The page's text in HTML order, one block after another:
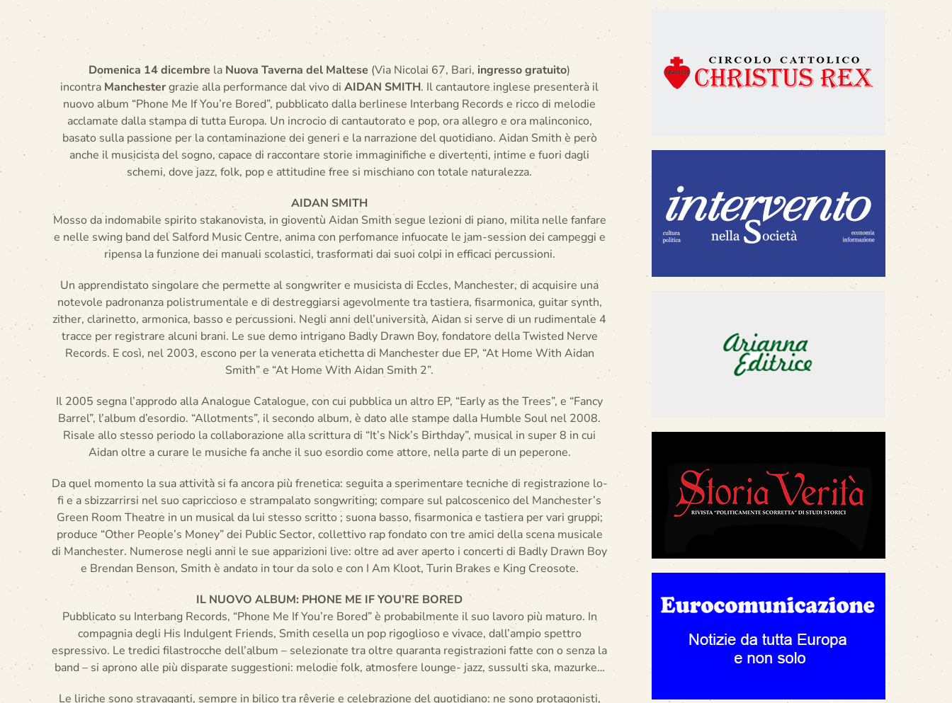
Domenica 14 dicembre la Nuova Taverna del Maltese (Via Nicolai 67, Bari, ingresso gratuito)
incontra Manchestergrazie alla performance dal vivo diAIDAN SMITH. Il cantautore inglese presenterà il
nuovo album “Phone Me If You’re Bored”, pubblicato dalla berlinese Interbang Records e ricco di melodie
acclamate dalla stampa di tutta Europa. Un incrocio di cantautorato e pop, ora allegro e ora malinconico,
basato sulla passione per la contaminazione dei generi e la narrazione del quotidiano. Aidan Smith è però
anche il musicista del sogno, capace di raccontare storie immaginifiche e divertenti, intime e fuori dagli
schemi, dove jazz, folk, pop e attitudine free si mischiano con totale naturalezza.
AIDAN SMITH
Mosso da indomabile spirito stakanovista, in gioventù Aidan Smith segue lezioni di piano, milita nelle fanfare
e nelle swing band del Salford Music Centre, anima con perfomance infuocate le jam-session dei campeggi e
ripensa la funzione dei manuali scolastici, trasformati dai suoi colpi in efficaci percussioni.
Un apprendistato singolare che permette al songwriter e musicista di Eccles, Manchester, di acquisire una
notevole padronanza polistrumentale e di destreggiarsi agevolmente tra tastiera, fisarmonica, guitar synth,
zither, clarinetto, armonica, basso e percussioni. Negli anni dell’università, Aidan si serve di un rudimentale 4
tracce per registrare alcuni brani. Le sue demo intrigano Badly Drawn Boy, fondatore della Twisted Nerve
Records. E così, nel 2003, escono per la venerata etichetta di Manchester due EP, “At Home With Aidan
Smith” e “At Home With Aidan Smith 2”.
Il 2005 segna l’approdo alla Analogue Catalogue, con cui pubblica un altro EP, “Early as the Trees”, e “Fancy
Barrel”, l’album d’esordio. “Allotments”, il secondo album, è dato alle stampe dalla Humble Soul nel 2008.
Risale allo stesso periodo la collaborazione alla scrittura di “It’s Nick’s Birthday”, musical in super 8 in cui
Aidan oltre a curare le musiche fa anche il suo esordio come attore, nella parte di un peperone.
Da quel momento la sua attività si fa ancora più frenetica: seguita a sperimentare tecniche di registrazione lo-
fi e a sbizzarrirsi nel suo capriccioso e strampalato songwriting; compare sul palcoscenico del Manchester’s
Green Room Theatre in un musical da lui stesso scritto ; suona basso, fisarmonica e tastiera per vari gruppi;
produce “Other People’s Money” dei Public Sector, collettivo rap fondato con tre amici della scena musicale
di Manchester. Numerose negli anni le sue apparizioni live: oltre ad aver aperto i concerti di Badly Drawn Boy
e Brendan Benson, Smith è andato in tour da solo e con I Am Kloot, Turin Brakes e King Creosote.
IL NUOVO ALBUM: PHONE ME IF YOU’RE BORED
Pubblicato su Interbang Records, “Phone Me If You’re Bored” è probabilmente il suo lavoro più maturo. In
compagnia degli His Indulgent Friends, Smith cesella un pop rigoglioso e vivace, dall’ampio spettro
espressivo. Le tredici filastrocche dell’album – selezionate tra oltre quaranta registrazioni fatte con o senza la
band – si aprono alle più disparate suggestioni: melodie folk, atmosfere lounge- jazz, sussulti ska, mazurke…
Le liriche sono stravaganti, sempre in bilico tra rêverie e celebrazione del quotidiano: ne sono protagonisti,